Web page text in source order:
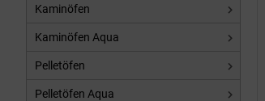
Kaminöfen
Kaminöfen Aqua
Pelletöfen
Pelletöfen Aqua